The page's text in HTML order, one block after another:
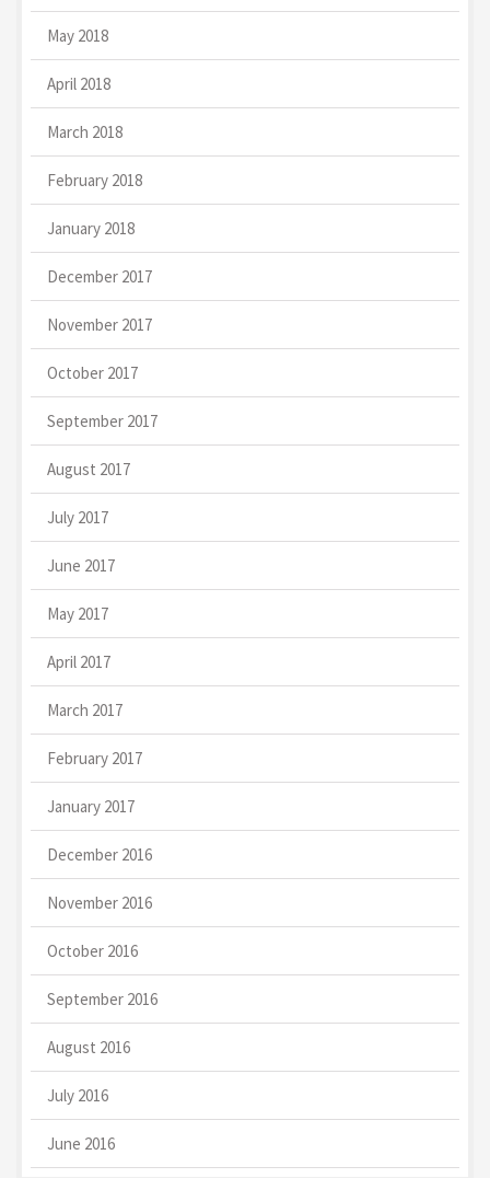
May 2018
April 2018
March 2018
February 2018
January 2018
December 2017
November 2017
October 2017
September 2017
August 2017
July 2017
June 2017
May 2017
April 2017
March 2017
February 2017
January 2017
December 2016
November 2016
October 2016
September 2016
August 2016
July 2016
June 2016